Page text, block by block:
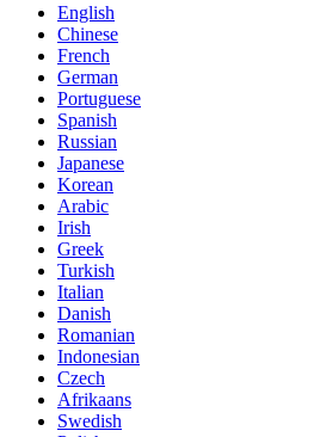
English
Chinese
French
German
Portuguese
Spanish
Russian
Japanese
Korean
Arabic
Irish
Greek
Turkish
Italian
Danish
Romanian
Indonesian
Czech
Afrikaans
Swedish